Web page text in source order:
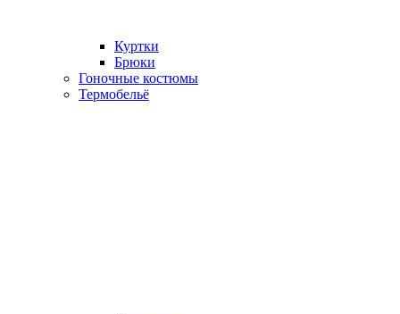
Куртки
Брюки
Гоночные костюмы
Термобельё